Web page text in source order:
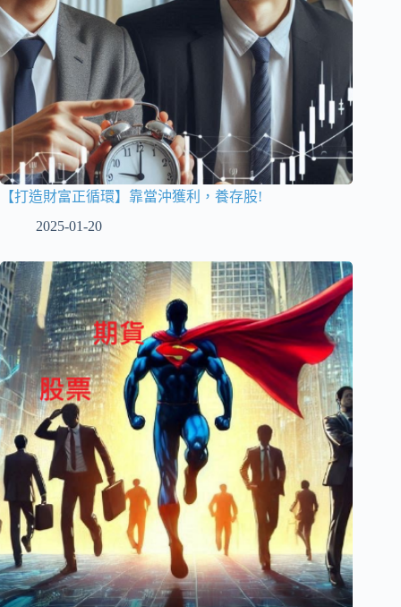
【打造財富正循環】靠當沖獲利，養存股!
2025-01-20